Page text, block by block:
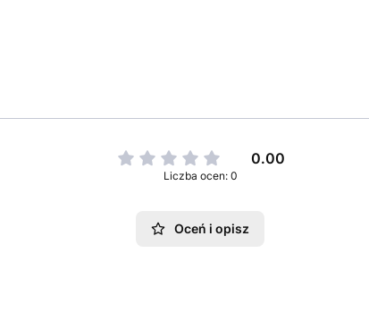
0.00
Liczba ocen: 0
Oceń i opisz